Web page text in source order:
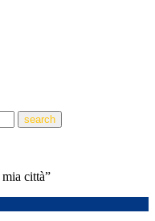
città”